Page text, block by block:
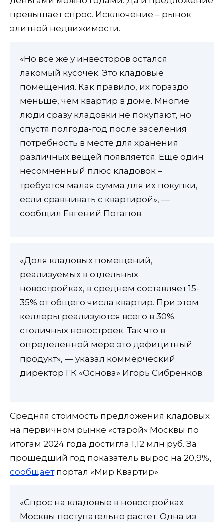
превышает спрос. Исключение – рынок
элитной недвижимости.
«Но все же у инвесторов остался
лакомый кусочек. Это кладовые
помещения. Как правило, их гораздо
меньше, чем квартир в доме. Многие
люди сразу кладовки не покупают, но
спустя полгода-год после заселения
потребность в месте для хранения
различных вещей появляется. Еще один
несомненный плюс кладовок –
требуется малая сумма для их покупки,
если сравнивать с квартирой», —
сообщил Евгений Потапов.
«Доля кладовых помещений,
реализуемых в отдельных
новостройках, в среднем составляет 15-
35% от общего числа квартир. При этом
келлеры реализуются всего в 30%
столичных новостроек. Так что в
определенной мере это дефицитный
продукт», — указал коммерческий
директор ГК «Основа» Игорь Сибренков.
Средняя стоимость предложения кладовых
на первичном рынке «старой» Москвы по
итогам 2024 года достигла 1,12 млн руб. За
прошедший год показатель вырос на 20,9%,
сообщаетпортал «Мир Квартир».
«Спрос на кладовые в новостройках
Москвы поступательно растет. Одна из